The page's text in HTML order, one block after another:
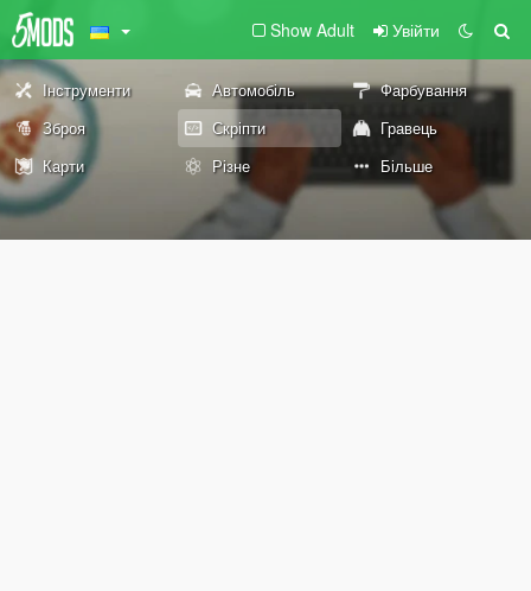
Show Adult Увійти
Інструменти Автомобіль
Фарбування
Зброя
Скріпти
Гравець
Карти
Різне Більше